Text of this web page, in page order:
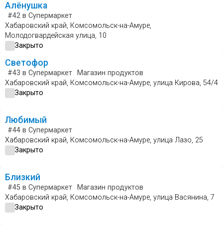
Алёнушка
#42 в Супермаркет
Хабаровский край, Комсомольск-на-Амуре,
Молодогвардейская улица, 10
Закрыто
Светофор
#43 в Супермаркет
Магазин продуктов
Хабаровский край, Комсомольск-на-Амуре, улица Кирова, 54/4
Закрыто
Любимый
#44 в Супермаркет
Хабаровский край, Комсомольск-на-Амуре, улица Лазо, 25
Закрыто
Близкий
#45 в Супермаркет
Магазин продуктов
Хабаровский край, Комсомольск-на-Амуре, улица Васянина, 7
Закрыто